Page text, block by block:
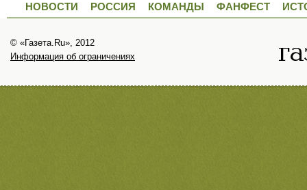
НОВОСТИ РОССИЯ КОМАНДЫ ФАНФЕСТ
© «Газета.Ru», 2012
Информация об ограничениях